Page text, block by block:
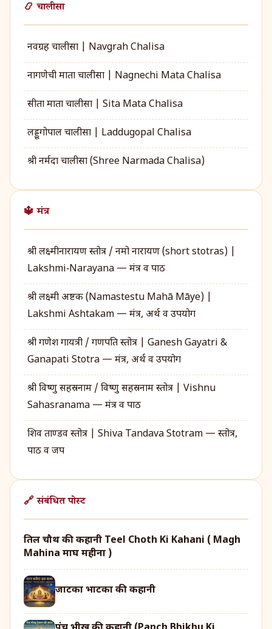
📿 चालीसा
नवग्रह चालीसा | Navgrah Chalisa
नागणेची माता चालीसा | Nagnechi Mata Chalisa
सीता माता चालीसा | Sita Mata Chalisa
लड्डूगोपाल चालीसा | Laddugopal Chalisa
श्री नर्मदा चालीसा (Shree Narmada Chalisa)
🔱 मंत्र
श्री लक्ष्मीनारायण स्तोत्र / नमो नारायण (short stotras) |
Lakshmi‑Narayana — मंत्र व पाठ
श्री लक्ष्मी अष्टक (Namastestu Mahā Māye) |
Lakshmi Ashtakam — मंत्र, अर्थ व उपयोग
श्री गणेश गायत्री / गणपति स्तोत्र | Ganesh Gayatri &
Ganapati Stotra — मंत्र, अर्थ व उपयोग
श्री विष्णु सहस्रनाम / विष्णु सहस्रनाम स्तोत्र | Vishnu
Sahasranama — मंत्र व पाठ
शिव ताण्डव स्तोत्र | Shiva Tandava Stotram — स्तोत्र,
पाठ व जप
🔗 संबंधित पोस्ट
तिल चौथ की कहानी Teel Choth Ki Kahani ( Magh
Mahina माघ महीना )
जाटका भाटका की कहानी